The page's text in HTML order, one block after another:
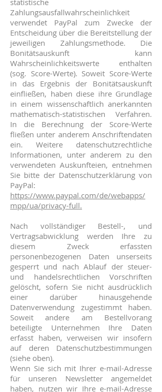
statistische
Zahlungsausfallwahrscheinlichkeit
verwendet PayPal zum Zwecke der
Entscheidung über die Bereitstellung der
jeweiligen Zahlungsmethode. Die
Bonitätsauskunft kann
Wahrscheinlichkeitswerte enthalten
(sog. Score-Werte). Soweit Score-Werte
in das Ergebnis der Bonitätsauskunft
einfließen, haben diese ihre Grundlage
in einem wissenschaftlich anerkannten
mathematisch-statistischen Verfahren.
In die Berechnung der Score-Werte
fließen unter anderem Anschriftendaten
ein. Weitere datenschutzrechtliche
Informationen, unter anderem zu den
verwendeten Auskunfteien, entnehmen
Sie bitte der Datenschutzerklärung von
PayPal:
https://www.paypal.com/de/webapps/
mpp/ua/privacy-full.
Nach vollständiger Bestell-, und
Vertragsabwicklung werden Ihre zu
diesem Zweck erfassten
personenbezogenen Daten unserseits
gesperrt und nach Ablauf der steuer-
und handelsrechtlichen Vorschriften
gelöscht, sofern Sie nicht ausdrücklich
einer darüber hinausgehende
Datenverwendung zugestimmt haben.
Soweit andere am Bestellvorang
beteiligte Unternehmen Ihre Daten
erfasst haben, verweisen wir insofern
auf deren Datenschutzbestimmungen
(siehe oben).
Wenn Sie sich mit Ihrer e-mail-Adresse
für unseren Newsletter angemeldet
haben, nutzen wir Ihre e-mail-Adresse